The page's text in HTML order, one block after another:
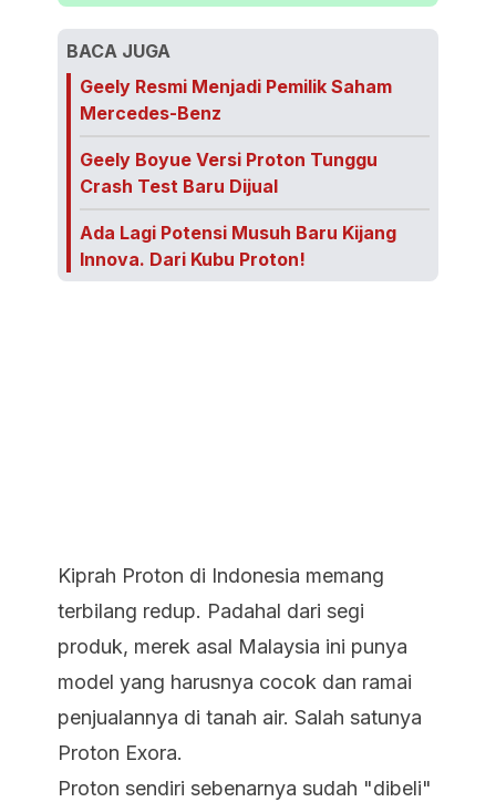
BACA JUGA
Geely Resmi Menjadi Pemilik Saham
Mercedes-Benz
Geely Boyue Versi Proton Tunggu
Crash Test Baru Dijual
Ada Lagi Potensi Musuh Baru Kijang
Innova. Dari Kubu Proton!
Kiprah Proton di Indonesia memang
terbilang redup. Padahal dari segi
produk, merek asal Malaysia ini punya
model yang harusnya cocok dan ramai
penjualannya di tanah air. Salah satunya
Proton Exora.
Proton sendiri sebenarnya sudah "dibeli"